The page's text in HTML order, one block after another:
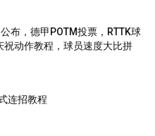
公布，德甲POTM投票，RTTK球
祝动作教程，球员速度大比拼
连招教程